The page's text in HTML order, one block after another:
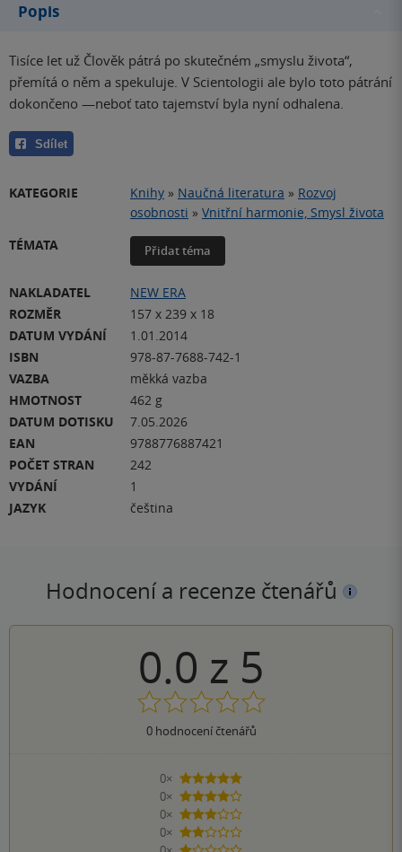
Popis
Tisíce let už Člověk pátrá po skutečném „smyslu života“,
přemítá o něm a spekuluje. V Scientologii ale bylo toto pátrání
dokončeno —neboť tato tajemství byla nyní odhalena.
Sdílet
KATEGORIE Knihy » Naučná literatura » Rozvoj
osobnosti » Vnitřní harmonie, Smysl života
TÉMATA
Přidat téma
NAKLADATEL
NEW ERA
ROZMĚR
157 x 239 x 18
DATUM VYDÁNÍ
1.01.2014
ISBN
978-87-7688-742-1
VAZBA
měkká vazba
HMOTNOST
462 g
DATUM DOTISKU
7.05.2026
EAN
9788776887421
POČET STRAN
242
VYDÁNÍ
1
JAZYK
čeština
Hodnocení a recenze čtenářů
0.0 z 5
0hodnocení čtenářů
0×
5 hvězdiček
0×
4 hvězdičky
0×
3 hvězdičky
0×
2 hvězdičky